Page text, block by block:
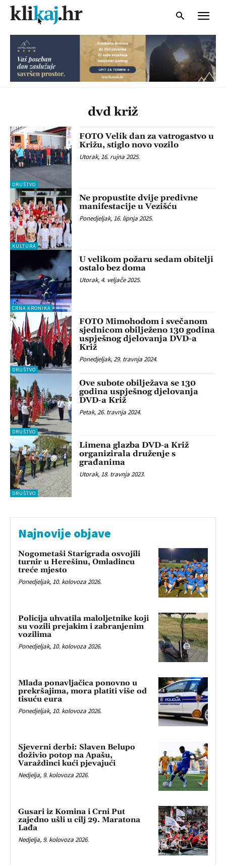
dvd križ
DRUŠTVO
FOTO Velik dan za vatrogastvo u
Križu, stiglo novo vozilo
Utorak, 16. rujna 2025.
KULTURA
Ne propustite dvije predivne
manifestacije u Vezišću
Ponedjeljak, 16. lipnja 2025.
CRNA KRONIKA
U velikom požaru sedam obitelji
ostalo bez doma
Utorak, 4. veljače 2025.
DRUŠTVO
FOTO Mimohodom i svečanom
sjednicom obilježeno 130 godina
uspješnog djelovanja DVD-a
Križ
Ponedjeljak, 29. travnja 2024.
DRUŠTVO
Ove subote obilježava se 130
godina uspješnog djelovanja
DVD-a Križ
Petak, 26. travnja 2024.
DRUŠTVO
Limena glazba DVD-a Križ
organizirala druženje s
građanima
Utorak, 18. travnja 2023.
Najnovije objave
Nogometaši Starigrada osvojili
turnir u Herešinu, Omladincu
treće mjesto
Ponedjeljak, 10. kolovoza 2026.
Policija uhvatila maloljetnike koji
su vozili prejakim i zabranjenim
vozilima
Ponedjeljak, 10. kolovoza 2026.
Mlada ponavljačica ponovno u
prekršajima, mora platiti više od
tisuću eura
Ponedjeljak, 10. kolovoza 2026.
Sjeverni derbi: Slaven Belupo
doživio potop na Apašu,
Varaždinci kući pjevajući
Nedjelja, 9. kolovoza 2026.
Gusari iz Komina i Crni Put
zajedno ušli u cilj 29. Maratona
Lađa
Nedjelja, 9. kolovoza 2026.